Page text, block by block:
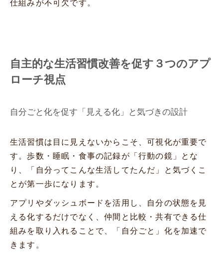
仕組みが不可欠です。
自主的な生活習慣改善を促す３つのアプ
ローチ視点
自分ごと化を促す「見える化」と気づきの設計
生活習慣は目に見えないからこそ、可視化が重要で
す。歩数・睡眠・食事の記録が「行動の鏡」とな
り、「自分ってこんな生活してたんだ」と気づくこ
とが第一歩になります。
アプリやダッシュボードを活用し、自分の状態を見
える化するだけでなく、仲間と比較・共有できる仕
組みを取り入れることで、「自分ごと」化を加速で
きます。